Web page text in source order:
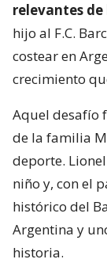
relevantes
hijo al F.C.
costear en
crecimiento
Aquel desafío
de la familia
deporte.
niño y, con el
histórico del
Argentina y
historia.